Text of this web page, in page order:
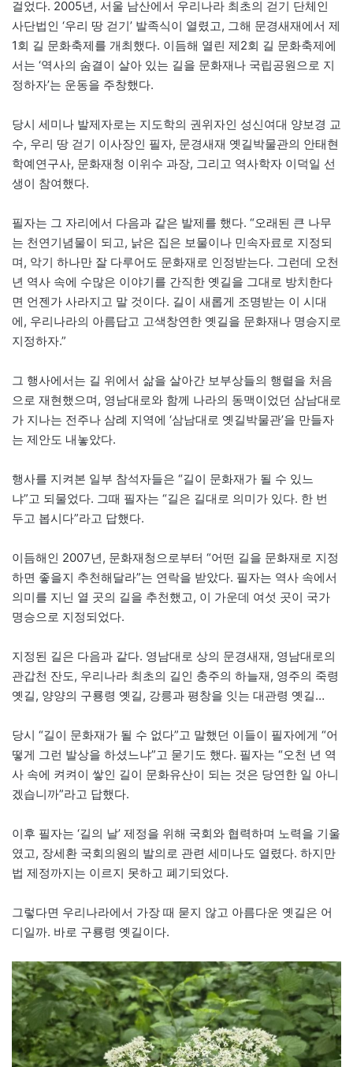
걸었다. 2005년, 서울 남산에서 우리나라 최초의 걷기 단체인
사단법인 ‘우리 땅 걷기’ 발족식이 열렸고, 그해 문경새재에서 제
1회 길 문화축제를 개최했다. 이듬해 열린 제2회 길 문화축제에
서는 ‘역사의 숨결이 살아 있는 길을 문화재나 국립공원으로 지
정하자’는 운동을 주창했다.
당시 세미나 발제자로는 지도학의 권위자인 성신여대 양보경 교
수, 우리 땅 걷기 이사장인 필자, 문경새재 옛길박물관의 안태현
학예연구사, 문화재청 이위수 과장, 그리고 역사학자 이덕일 선
생이 참여했다.
필자는 그 자리에서 다음과 같은 발제를 했다. “오래된 큰 나무
는 천연기념물이 되고, 낡은 집은 보물이나 민속자료로 지정되
며, 악기 하나만 잘 다루어도 문화재로 인정받는다. 그런데 오천
년 역사 속에 수많은 이야기를 간직한 옛길을 그대로 방치한다
면 언젠가 사라지고 말 것이다. 길이 새롭게 조명받는 이 시대
에, 우리나라의 아름답고 고색창연한 옛길을 문화재나 명승지로
지정하자.”
그 행사에서는 길 위에서 삶을 살아간 보부상들의 행렬을 처음
으로 재현했으며, 영남대로와 함께 나라의 동맥이었던 삼남대로
가 지나는 전주나 삼례 지역에 ‘삼남대로 옛길박물관’을 만들자
는 제안도 내놓았다.
행사를 지켜본 일부 참석자들은 “길이 문화재가 될 수 있느
냐”고 되물었다. 그때 필자는 “길은 길대로 의미가 있다. 한 번
두고 봅시다”라고 답했다.
이듬해인 2007년, 문화재청으로부터 “어떤 길을 문화재로 지정
하면 좋을지 추천해달라”는 연락을 받았다. 필자는 역사 속에서
의미를 지닌 열 곳의 길을 추천했고, 이 가운데 여섯 곳이 국가
명승으로 지정되었다.
지정된 길은 다음과 같다. 영남대로 상의 문경새재, 영남대로의
관갑천 잔도, 우리나라 최초의 길인 충주의 하늘재, 영주의 죽령
옛길, 양양의 구룡령 옛길, 강릉과 평창을 잇는 대관령 옛길…
당시 “길이 문화재가 될 수 없다”고 말했던 이들이 필자에게 “어
떻게 그런 발상을 하셨느냐”고 묻기도 했다. 필자는 “오천 년 역
사 속에 켜켜이 쌓인 길이 문화유산이 되는 것은 당연한 일 아니
겠습니까”라고 답했다.
이후 필자는 ‘길의 날’ 제정을 위해 국회와 협력하며 노력을 기울
였고, 장세환 국회의원의 발의로 관련 세미나도 열렸다. 하지만
법 제정까지는 이르지 못하고 폐기되었다.
그렇다면 우리나라에서 가장 때 묻지 않고 아름다운 옛길은 어
디일까. 바로 구룡령 옛길이다.